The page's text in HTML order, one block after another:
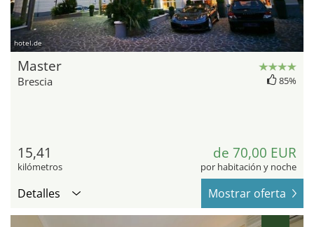
hotel.de
Master
Brescia 85%
15,41
kilómetros
de 70,00 EUR
por habitación y noche
Detalles Mostrar oferta